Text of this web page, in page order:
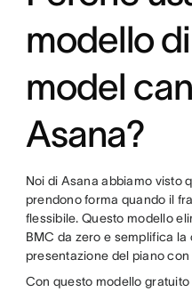
modello
model
Asana?
Noi di Asana abbiamo visto
prendono forma quando il
flessibile. Questo modello
BMC da zero e semplifica la
presentazione del piano
Con questo modello